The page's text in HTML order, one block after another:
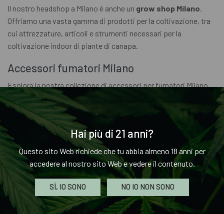
Hai più di 21 anni?
Questo sito Web richiede che tu abbia almeno 18 anni per
accedere al nostro sito Web e vedere il contenuto.
SÌ, IO SONO NO IO NON SONO
Il nostro headshop a Milano è anche un grow shop Milano.
Offriamo una vasta gamma di prodotti per la coltivazione, tra
cui attrezzature, articoli e strumenti necessari per la
coltivazione indoor di piante di canapa.
Accessori fumatori Milano
Esplora la nostra collezione di accessori per fumatori Milano,
tra cui grinder, vaporizzatori, bong e molto altro ancora.
Offriamo solo prodotti di alta qualità per garantire una migliore
esperienza di fumo.
Visita il nostro headshop a Milano o fai acquisti online per
scoprire la nostra vasta selezione di prodotti di alta qualità.
Visita il nostro headshop a Milano
Se sei alla ricerca di un headshop di qualità a Milano, non
cercare oltre! Il nostro negozio offre una vasta selezione di